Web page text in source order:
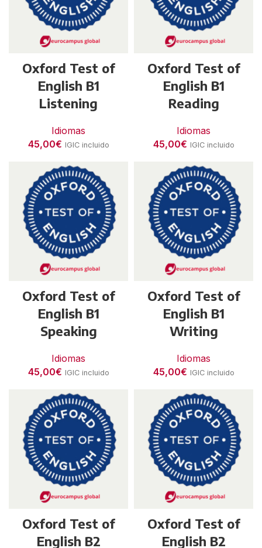
Oxford Test of
English B1
Listening
Idiomas
45,00€ IGIC incluido
Oxford Test of
English B1
Reading
Idiomas
45,00€ IGIC incluido
Oxford Test of
English B1
Speaking
Idiomas
45,00€ IGIC incluido
Oxford Test of
English B1
Writing
Idiomas
45,00€ IGIC incluido
Oxford Test of
English B2
Oxford Test of
English B2